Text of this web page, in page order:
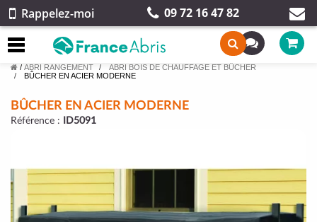
Rappelez-moi 09 72 16 47 82
/ ABRI RANGEMENT
ABRI BOIS DE CHAUFFAGE ET BÛCHER
BÛCHER EN ACIER MODERNE
BÛCHER EN ACIER MODERNE
Référence : ID5091